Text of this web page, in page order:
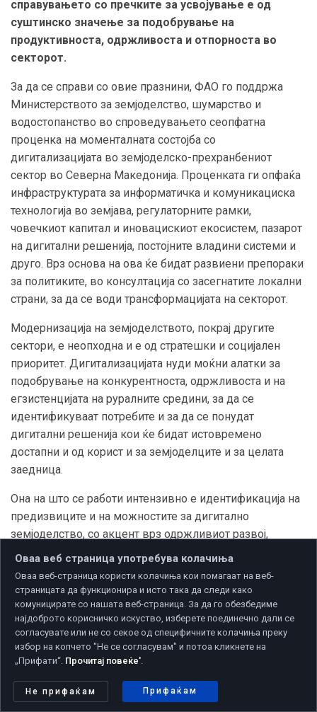
справувањето со пречките за усвојување е од
суштинско значење за подобрување на
продуктивноста, одржливоста и отпорноста во
секторот.
За да се справи со овие празнини, ФАО го поддржа
Министерството за земјоделство, шумарство и
водостопанство во спроведувањето сеопфатна
проценка на моменталната состојба со
дигитализацијата во земјоделско-прехранбениот
сектор во Северна Македонија. Проценката ги опфаќа
инфраструктурата за информатичка и комуникациска
технологија во земјава, регулаторните рамки,
човечкиот капитал и иновацискиот екосистем, пазарот
на дигитални решенија, постојните владини системи и
друго. Врз основа на ова ќе бидат развиени препораки
за политиките, во консултација со засегнатите локални
страни, за да се води трансформацијата на секторот.
Модернизација на земјоделството, покрај другите
сектори, е неопходна и е од стратешки и социјален
приоритет. Дигитализацијата нуди моќни алатки за
подобрување на конкурентноста, одржливоста и на
егзистенцијата на руралните средини, за да се
идентификуваат потребите и за да се понудат
дигитални решенија кои ќе бидат истовремено
достапни и од корист и за земјоделците и за целата
заедница.
Она на што се работи интензивно е идентификација на
предизвиците и на можностите за дигитално
земјоделство, со акцент врз одржливиот развој,
безбедноста на храната и врз приспособувањето на
земјоделско-прехранбените системи на климатските
промени, со цел креирање политики во согласност со
националните развојни цели и со евроинтегративните
процеси на нашата земја.
Иницијативата на ЕУ за дигитални села, која има цел да
ги трансформира селата во попаметни, позелени и
дигитално и меѓусебно поврзани центри, веќе
функционира преку реални примери во неколку земји
Оваа веб страница употребува колачиња
Оваа веб-страница користи колачиња кои помагаат на веб-
страницата да функционира и исто така да следи како
комуницирате со нашата веб-страница. За да го обезбедиме
најдоброто корисничко искуство, изберете поединечно дали се
согласувате или не со секое од специфичните колачиња преку
избор на копчето "Не се согласувам" и потоа кликнете на
„Прифати“. Прочитај повеќе'.
Не прифаќам Прифаќам